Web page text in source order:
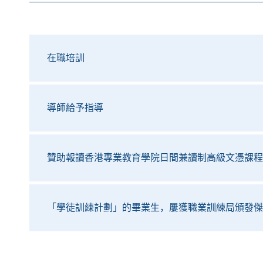
在職培訓
導師給予指導
贊助報讀香港專業教育學院日間兼讀制高級文憑課程
「學徒訓練計劃」的畢業生，屢獲職業訓練局頒發